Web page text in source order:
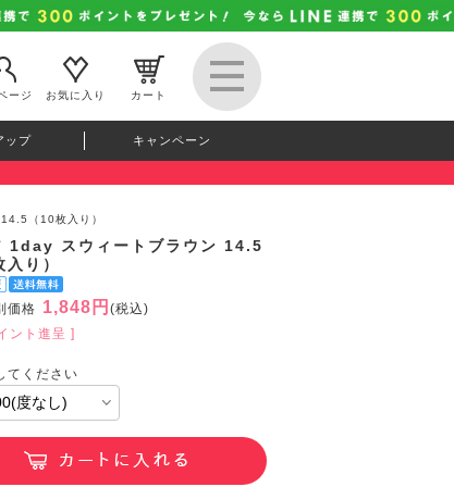
ージ
お気に入り カート
ップ キャンペーン
（10枚入り）
1day スウィートブラウン 14.5
入り）
価格 1,848円 (税込)
ント進呈 ]